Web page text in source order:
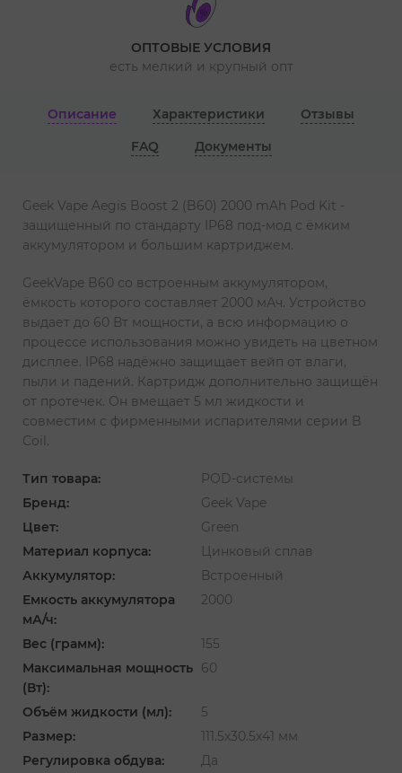
ОПТОВЫЕ УСЛОВИЯ
есть мелкий и крупный опт
Описание Характеристики
Отзывы
FAQ
Документы
Geek Vape Aegis Boost 2 (B60) 2000 mAh Pod Kit -
защищенный по стандарту IP68 под-мод с ёмким
аккумулятором и большим картриджем.
GeekVape B60 со встроенным аккумулятором,
ёмкость которого составляет 2000 мАч. Устройство
выдает до 60 Вт мощности, а всю информацию о
процессе использования можно увидеть на цветном
дисплее. IP68 надёжно защищает вейп от влаги,
пыли и падений. Картридж дополнительно защищён
от протечек. Он вмещает 5 мл жидкости и
совместим с фирменными испарителями серии B
Coil.
Тип товара:
POD-системы
Бренд:
Geek Vape
Цвет:
Green
Материал корпуса:
Цинковый сплав
Аккумулятор:
Встроенный
Емкость аккумулятора
мА/ч:
2000
Вес (грамм):
155
Максимальная мощность
(Вт):
60
Объём жидкости (мл):
5
Размер:
111.5х30.5х41 мм
Регулировка обдува:
Да